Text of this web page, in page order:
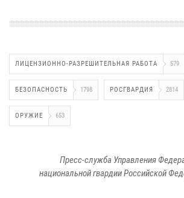
ЛИЦЕНЗИОННО-РАЗРЕШИТЕЛЬНАЯ РАБОТА 579
БЕЗОПАСНОСТЬ 1798 РОСГВАРДИЯ 2814
ОРУЖИЕ 653
Пресс-служба Управления
национальной гвардии Российской